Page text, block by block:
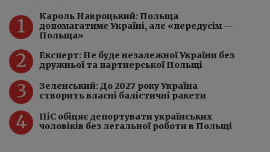
1
Кароль Навроцький: Польща
допомагатиме Україні, але «передусім —
Польща»
2
Експерт: Не буде незалежної України без
дружньої та партнерської Польщі
3
Зеленський: До 2027 року Україна
створить власні балістичні ракети
4
ПіC обіцяє депортувати українських
чоловіків без легальної роботи в Польщі